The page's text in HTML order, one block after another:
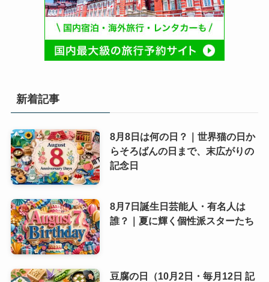
新着記事
8月8日は何の日？｜世界猫の日か
らそろばんの日まで、末広がりの
記念日
8月7日誕生日芸能人・有名人は
誰？｜夏に輝く個性派スターたち
豆腐の日（10月2日・毎月12日 記